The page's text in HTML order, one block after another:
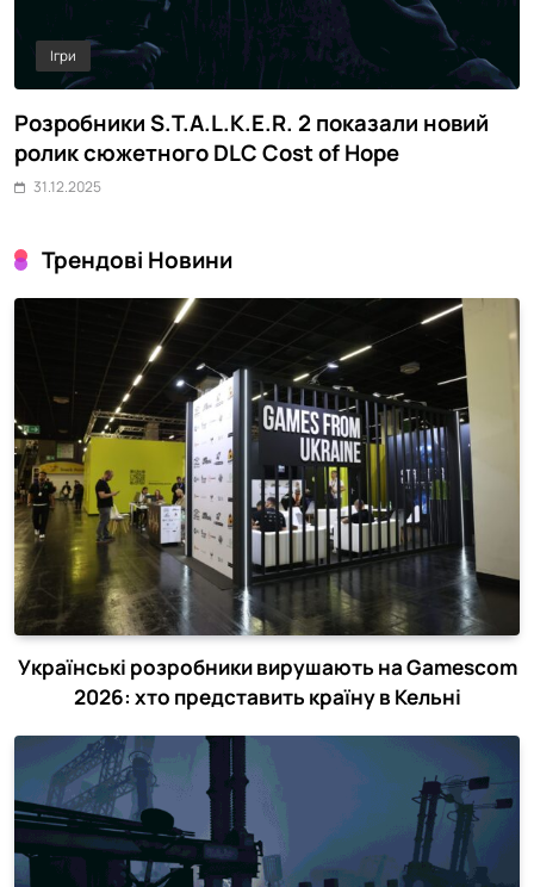
Ігри
Розробники S.T.A.L.K.E.R. 2 показали новий
ролик сюжетного DLC Cost of Hope
31.12.2025
Трендові Новини
Українські розробники вирушають на Gamescom
2026: хто представить країну в Кельні